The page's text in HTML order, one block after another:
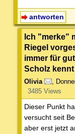
antworten
Ich "merke"
Riegel
immer für
Scholz
Olivia ,
3485 Views
Dieser Punkt
versucht seit
aber erst jetzt